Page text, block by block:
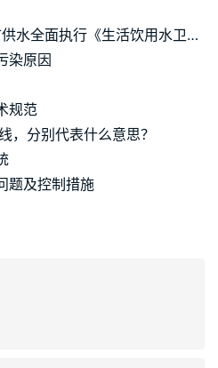
自2023年4月1日起，城市供水全面执行《生活饮用水卫生标准》
染原因
规范
，分别代表什么意思？
题及控制措施